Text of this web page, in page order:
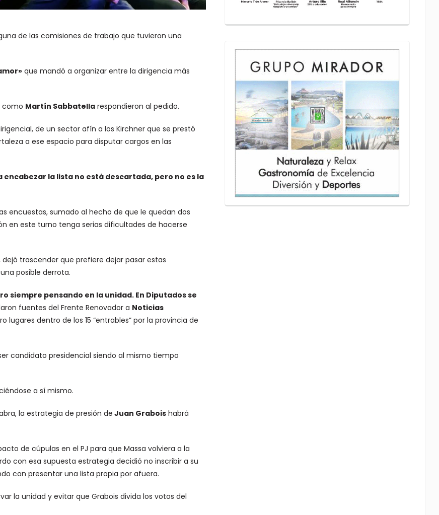
de las comisiones de trabajo que tuvieron una
que mandó a organizar entre la dirigencia más
como Martín Sabbatellarespondieron al pedido.
de un sector afín a los Kirchner que se prestó
a ese espacio para disputar cargos en las
la lista no está descartada, pero no es la
encuestas, sumado al hecho de que le quedan dos
en este turno tenga serias dificultades de hacerse
dejó trascender que prefiere dejar pasar estas
posible derrota.
siempre pensando en la unidad. En Diputados se
fuentes del Frente Renovador a Noticias
dentro de los 15 “entrables” por la provincia de
candidato presidencial siendo al mismo tiempo
a sí mismo.
la estrategia de presión de Juan Graboishabrá
de cúpulas en el PJ para que Massa volviera a la
con esa supuesta estrategia decidió no inscribir a su
con presentar una lista propia por afuera.
la unidad y evitar que Grabois divida los votos del